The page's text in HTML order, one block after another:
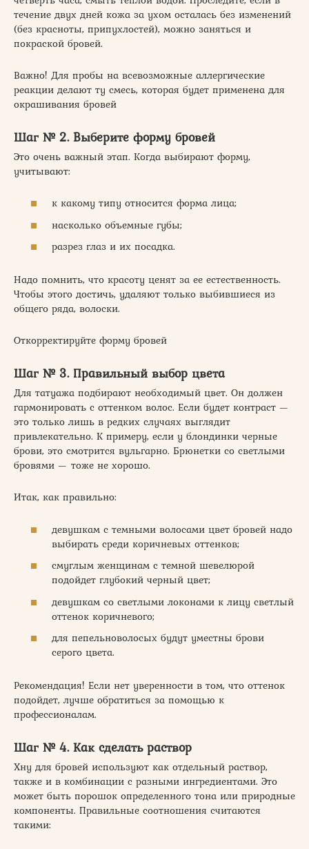
течение двух дней кожа за ухом осталась без изменений
(без красноты, припухлостей), можно заняться и
покраской бровей.
Важно! Для пробы на всевозможные аллергические
реакции делают ту смесь, которая будет применена для
окрашивания бровей
Шаг № 2. Выберите форму бровей
Это очень важный этап. Когда выбирают форму,
учитывают:
к какому типу относится форма лица;
насколько объемные губы;
разрез глаз и их посадка.
Надо помнить, что красоту ценят за ее естественность.
Чтобы этого достичь, удаляют только выбившиеся из
общего ряда, волоски.
Откорректируйте форму бровей
Шаг № 3. Правильный выбор цвета
Для татуажа подбирают необходимый цвет. Он должен
гармонировать с оттенком волос. Если будет контраст —
это только лишь в редких случаях выглядит
привлекательно. К примеру, если у блондинки черные
брови, это смотрится вульгарно. Брюнетки со светлыми
бровями — тоже не хорошо.
Итак, как правильно:
девушкам с темными волосами цвет бровей надо
выбирать среди коричневых оттенков;
смуглым женщинам с темной шевелюрой
подойдет глубокий черный цвет;
девушкам со светлыми локонами к лицу светлый
оттенок коричневого;
для пепельноволосых будут уместны брови
серого цвета.
Рекомендация! Если нет уверенности в том, что оттенок
подойдет, лучше обратиться за помощью к
профессионалам.
Шаг № 4. Как сделать раствор
Хну для бровей используют как отдельный раствор,
также и в комбинации с разными ингредиентами. Это
может быть порошок определенного тона или природные
компоненты. Правильные соотношения считаются
такими: